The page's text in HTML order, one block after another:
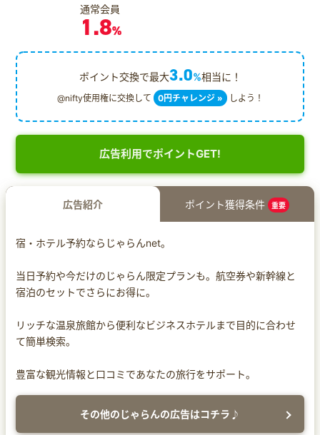
通常会員
1.8%
ポイント交換で最大3.0%相当に！
@nifty使用権に交換して 0円チャレンジ » しよう！
広告利用でポイントGET!
広告紹介 ポイント獲得条件 重要
宿・ホテル予約ならじゃらんnet。
当日予約や今だけのじゃらん限定プランも。航空券や新幹線と
宿泊のセットでさらにお得に。
リッチな温泉旅館から便利なビジネスホテルまで目的に合わせ
て簡単検索。
豊富な観光情報と口コミであなたの旅行をサポート。
その他のじゃらんの広告はコチラ♪